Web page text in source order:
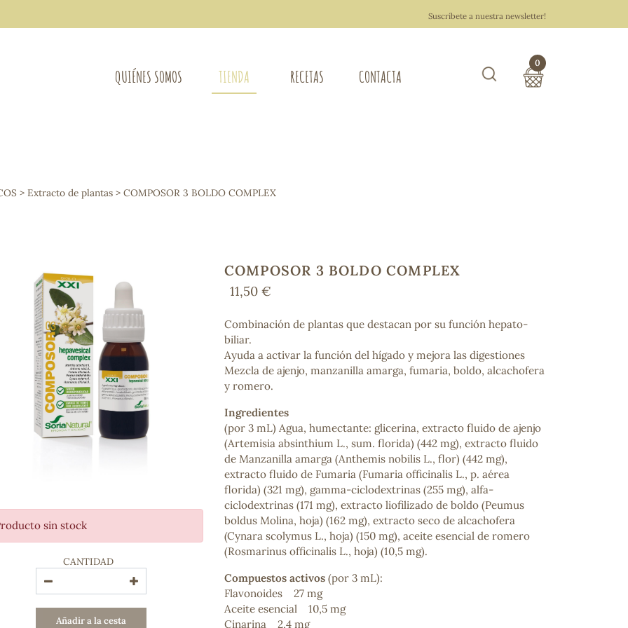
Suscríbete a nuestra newsletter!
QUIÉNES SOMOS TIENDA
Osteo-articular
Mujer
Extracto de plantas
Ácidos Grasos
Depurativos
Bienestar emocional
Jalea Real
Memoria
Hierro
Deporte
Digestivos
Circulatorio, colesterol y glucosa
Superalimentos
COSMÉTICA E HIGIENE PERSONAL
Cremas, lociones y aceites corporales
Hombre
Higiene personal
Labiales
Aceites esenciales y aromaterapia
Aceites vegetales
RECETAS CONTACTA
0
> Extracto de plantas > COMPOSOR 3 BOLDO COMPLEX
sin stock
CANTIDAD
Añadir a la cesta
COMPOSOR 3 BOLDO COMPLEX
11,50 €
Combinación de plantas que destacan por su función hepato-
biliar.
Ayuda a activar la función del hígado y mejora las digestiones
Mezcla de ajenjo, manzanilla amarga, fumaria, boldo, alcachofera
y romero.
Ingredientes
(por 3 mL) Agua, humectante: glicerina, extracto fluido de ajenjo
(Artemisia absinthium L., sum. florida) (442 mg), extracto fluido
de Manzanilla amarga (Anthemis nobilis L., flor) (442 mg),
extracto fluido de Fumaria (Fumaria officinalis L., p. aérea
florida) (321 mg), gamma-ciclodextrinas (255 mg), alfa-
ciclodextrinas (171 mg), extracto liofilizado de boldo (Peumus
boldus Molina, hoja) (162 mg), extracto seco de alcachofera
(Cynara scolymus L., hoja) (150 mg), aceite esencial de romero
(Rosmarinus officinalis L., hoja) (10,5 mg).
Compuestos activos (por 3 mL):
Flavonoides 27 mg
Aceite esencial 10,5 mg
Cinarina 2,4 mg